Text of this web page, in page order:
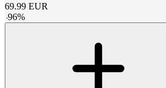
69.99 EUR
-96%